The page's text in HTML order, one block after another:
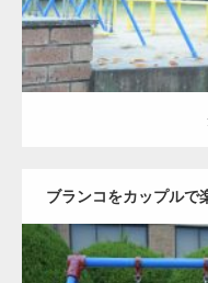
ブランコをカップルで
ー